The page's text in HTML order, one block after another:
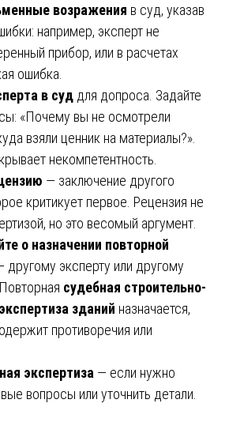
возражения в суд, указав
например, эксперт не
прибор, или в расчетах
ошибка.
в суд для допроса. Задайте
«Почему вы не осмотрели
взяли ценник на материалы?».
некомпетентность.
— заключение другого
критикует первое. Рецензия не
но это весомый аргумент.
о назначении повторной
другому эксперту или другому
судебная строительно-
зданий назначается,
противоречия или
экспертиза — если нужно
вопросы или уточнить детали.